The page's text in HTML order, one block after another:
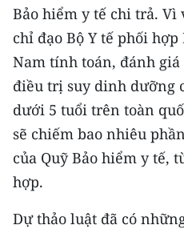
Bảo hiểm y tế chi trả. Vì
chỉ đạo Bộ Y tế phối
Nam tính toán, đánh
điều trị suy dinh dưỡng
dưới 5 tuổi trên toàn
sẽ chiếm bao nhiêu
của Quỹ Bảo hiểm y tế,
hợp.
Dự thảo luật đã có